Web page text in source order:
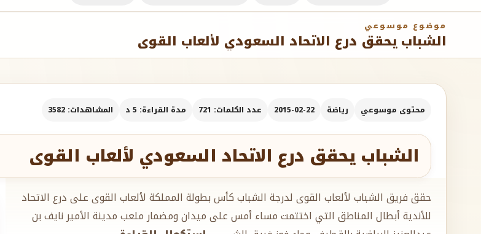
موضوع موسوعي
الشباب يحقق درع الاتحاد السعودي لألعاب القوى
محتوى موسوعي رياضة 2015-02-22 عدد الكلمات: 721 مدة القراءة: 5 د المشاهدات: 3582
الشباب يحقق درع الاتحاد السعودي لألعاب القوى
حقق فريق الشباب لألعاب القوى لدرجة الشباب كأس بطولة المملكة لألعاب القوى على درع الاتحاد
للأندية أبطال المناطق التي اختتمت مساء أمس على ميدان ومضمار ملعب مدينة الأمير نايف بن